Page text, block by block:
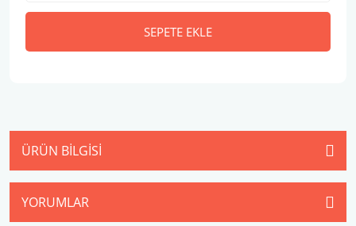
SEPETE EKLE
ÜRÜN BILGISI
YORUMLAR